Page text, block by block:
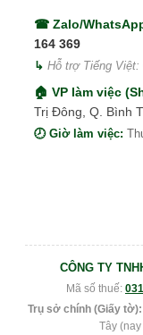
☎ Zalo/
164 369
↳ Hỗ trợ Tiếng Việt:
🏠 VP làm việc
Trị Đông, Q. Bình
🕗 Giờ làm việc:
CÔNG TY
Mã số thuế:
Trụ sở chính (Giấy tờ):
Tây (nay